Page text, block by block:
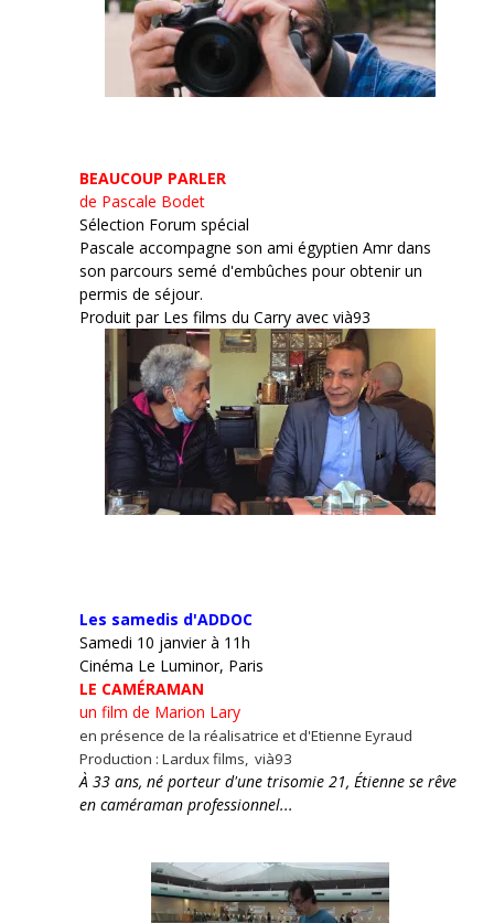
BEAUCOUP PARLER
de Pascale Bodet
Sélection Forum spécial
Pascale accompagne son ami égyptien Amr dans
son parcours semé d'embûches pour obtenir un
permis de séjour.
Produit par Les films du Carry avec vià93
Les samedis d'ADDOC
Samedi 10 janvier à 11h
Cinéma Le Luminor, Paris
LE CAMÉRAMAN
un film de Marion Lary
en présence de la réalisatrice et d'Etienne Eyraud
Production : Lardux films, vià93
À 33 ans, né porteur d'une trisomie 21, Étienne se rêve
en caméraman professionnel...